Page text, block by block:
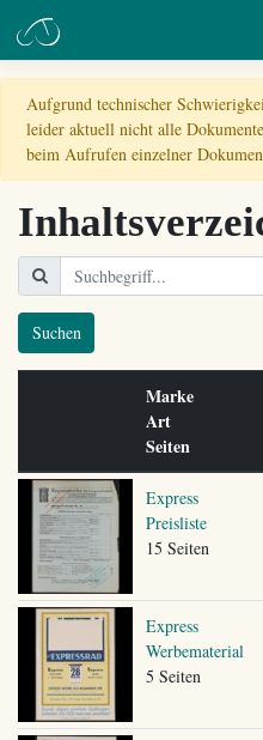
Aufgrund technischer
leider aktuell nicht alle
beim Aufrufen einzelner
Suchen
Marke
Art
Seiten
Express
Preisliste
15 Seiten
Express
Werbematerial
5 Seiten